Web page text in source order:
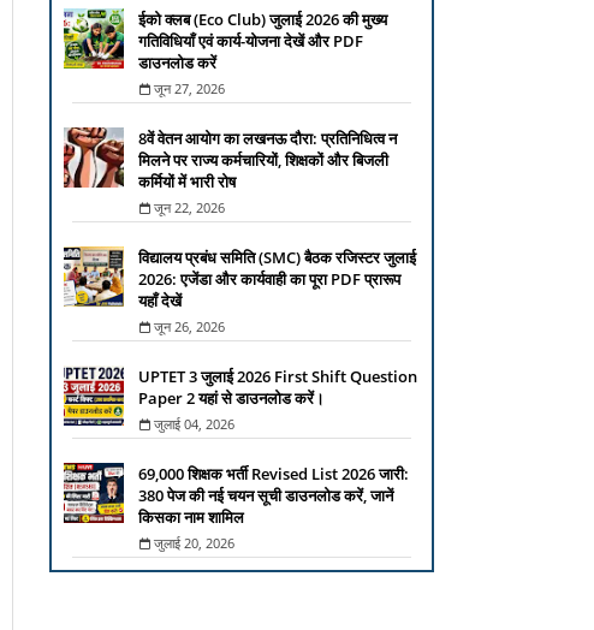
ईको क्लब (Eco Club) जुलाई 2026 की मुख्य
गतिविधियाँ एवं कार्य-योजना देखें और PDF
डाउनलोड करें
जून 27, 2026
8वें वेतन आयोग का लखनऊ दौरा: प्रतिनिधित्व न
मिलने पर राज्य कर्मचारियों, शिक्षकों और बिजली
कर्मियों में भारी रोष
जून 22, 2026
विद्यालय प्रबंध समिति (SMC) बैठक रजिस्टर जुलाई
2026: एजेंडा और कार्यवाही का पूरा PDF प्रारूप
यहाँ देखें
जून 26, 2026
UPTET 3 जुलाई 2026 First Shift Question
Paper 2 यहां से डाउनलोड करें।
जुलाई 04, 2026
69,000 शिक्षक भर्ती Revised List 2026 जारी:
380 पेज की नई चयन सूची डाउनलोड करें, जानें
किसका नाम शामिल
जुलाई 20, 2026